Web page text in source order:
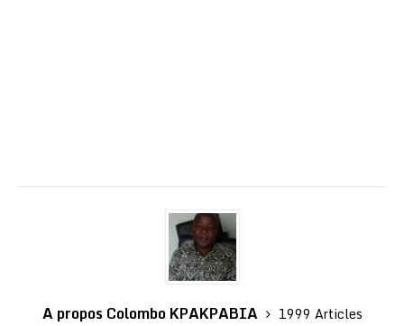
A propos Colombo KPAKPABIA
1999 Articles